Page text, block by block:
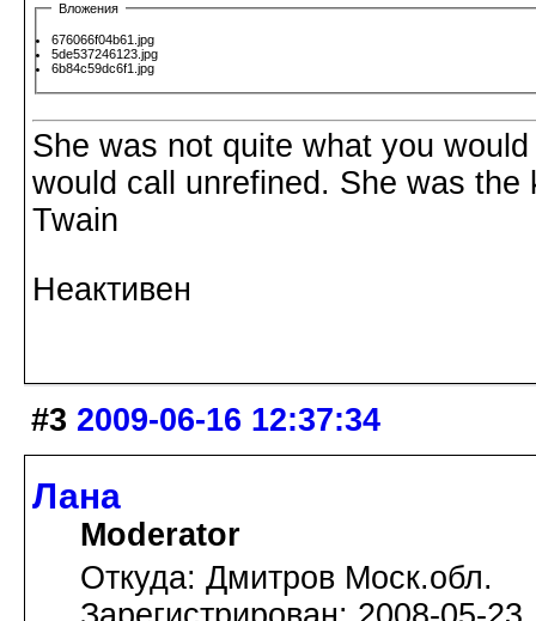
Вложения
676066f04b61.jpg
5de537246123.jpg
6b84c59dc6f1.jpg
She was not quite what you
would call unrefined. She was
Twain
Неактивен
#3 2009-06-16 12:37:34
Лана
Moderator
Откуда: Дмитров Моск.обл.